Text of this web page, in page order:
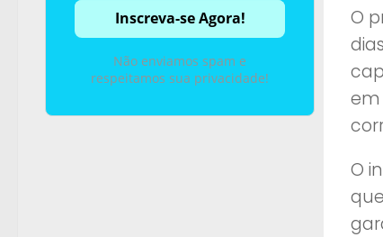
O
em
O
Não enviamos spam e
respeitamos sua privacidade!